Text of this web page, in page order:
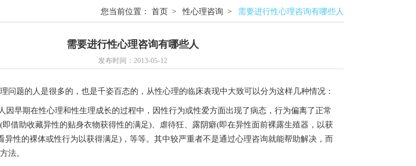
您当前位置： 首页 >性心理咨询 > 需要进行性心理咨询有哪些人
需要进行性心理咨询有哪些人
发布时间：2013-05-12
题的人是很多的，也是千姿百态的，从性心理的临床表现中大致可以分为这样几种情况：
早期在性心理和性生理成长的过程中，因性行为或性爱方面出现了病态，行为偏离了正常
即借助收藏异性的贴身衣物获得性的满足)、虐待狂、露阴癖(即在异性面前裸露生殖器，以获
异性的裸体或性行为以获得满足)，等等。其中较严重者不是通过心理咨询就能帮助解决，而
法。